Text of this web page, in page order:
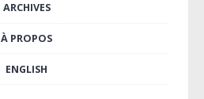
ARCHIVES
À PROPOS
ENGLISH